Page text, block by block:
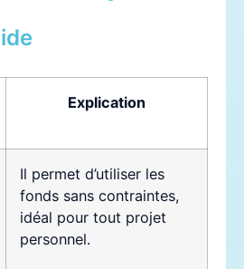
Explication
Il permet d’utiliser les
fonds sans contraintes,
idéal pour tout projet
personnel.